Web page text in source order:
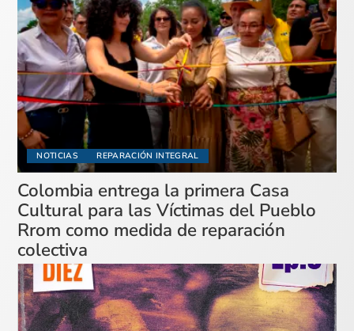
NOTICIAS REPARACIÓN INTEGRAL
Colombia entrega la primera Casa
Cultural para las Víctimas del Pueblo
Rrom como medida de reparación
colectiva